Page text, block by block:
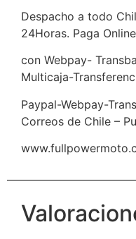
Despacho a todo
24Horas. Paga Online
con Webpay-
Multicaja-
Paypal-Webpay-
Correos de Chile –